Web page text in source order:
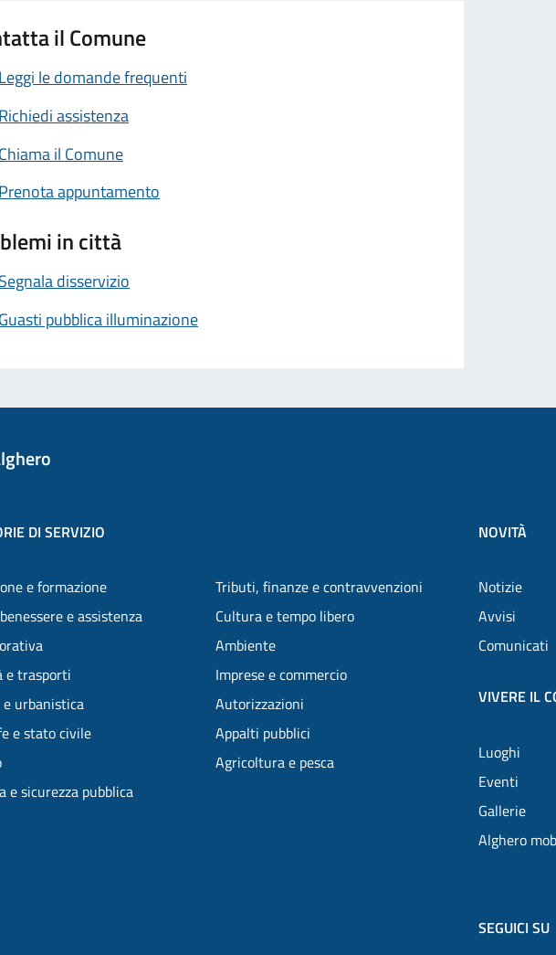
il Comune
le domande frequenti
assistenza
il Comune
appuntamento
in città
disservizio
pubblica illuminazione
DI SERVIZIO
e formazione
e assistenza
e trasporti
urbanistica
e stato civile
e sicurezza pubblica
Tributi, finanze e contravvenzioni
Cultura e tempo libero
Ambiente
Imprese e commercio
Autorizzazioni
Appalti pubblici
Agricoltura e pesca
NOVITÀ
Notizie
Avvisi
Comunicati
VIVERE IL
Luoghi
Eventi
Gallerie
Alghero
SEGUICI SU